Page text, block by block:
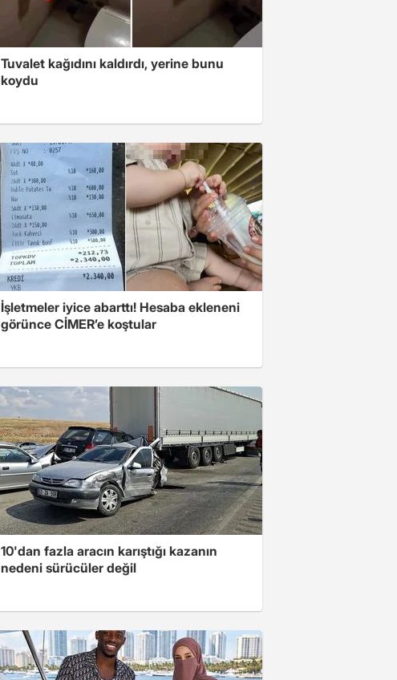
Tuvalet kağıdını kaldırdı, yerine bunu
koydu
İşletmeler iyice abarttı! Hesaba ekleneni
görünce CİMER’e koştular
10'dan fazla aracın karıştığı kazanın
nedeni sürücüler değil